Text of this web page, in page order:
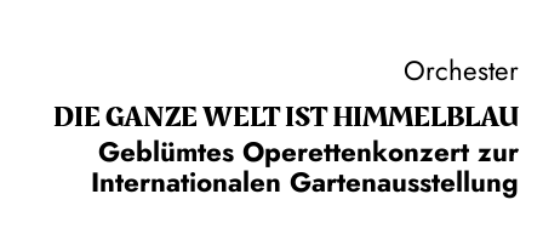
Orchester
DIE GANZE WELT IST HIMMEL­BLAU
Geblümtes Operettenkonzert zur
Internationalen Gartenausstellung